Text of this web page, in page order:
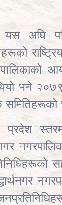
अघि
भने
प्रदेश